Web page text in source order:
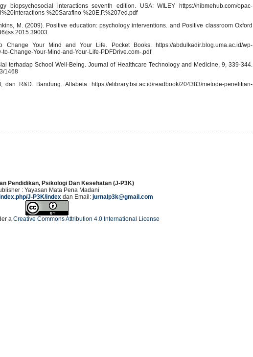
interactions seventh edition. USA: WILEY https://nibmehub.com/opac-
%20Sarafino-%20E.P.%207ed.pdf
M. (2009). Positive education: psychology interventions. and Positive classroom Oxford
jss.2015.39003
Your Mind and Your Life. Pocket Books. https://abdulkadir.blog.uma.ac.id/wp-
Change-Your-Mind-and-Your-Life-PDFDrive.com-.pdf
terhadap School Well-Being. Journal of Healthcare Technology and Medicine, 9, 339-344.
1468
R&D. Bandung: Alfabeta. https://elibrary.bsi.ac.id/readbook/204383/metode-penelitian-
Pendidikan, Psikologi Dan Kesehatan (J-P3K)
: Yayasan Mata Pena Madani
J-P3K/indexdan Email: jurnalp3k@gmail.com
a Creative Commons Attribution 4.0 International License